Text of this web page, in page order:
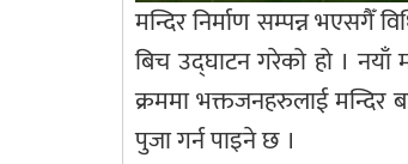
मन्दिर निर्माण सम्पन्न भएसगैँ
बिच उद्घाटन गरेको हो ।
क्रममा भक्तजनहरुलाई मन्दिर
पुजा गर्न पाइने छ ।